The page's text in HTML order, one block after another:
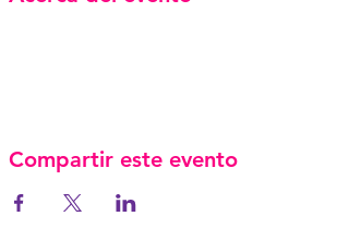
Compartir este evento